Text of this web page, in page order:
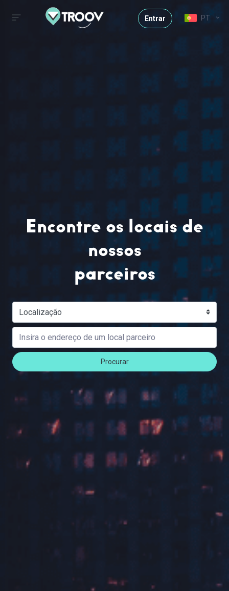
Entrar PT
Encontre os locais de
nossos
parceiros
Procurar